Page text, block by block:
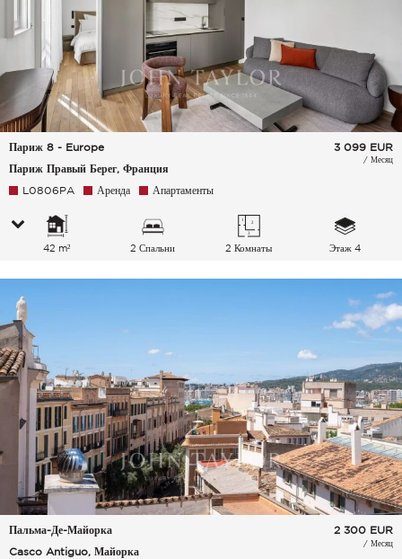
Париж 8 - Europe
Париж Правый Берег, Франция
3 099 EUR
/ Месяц
L0806PA Аренда Апартаменты
42 m² 2 Спальни 2 Комнаты Этаж 4
Пальма-Де-Майорка
Casco Antiguo, Майорка
2 300 EUR
/ Месяц